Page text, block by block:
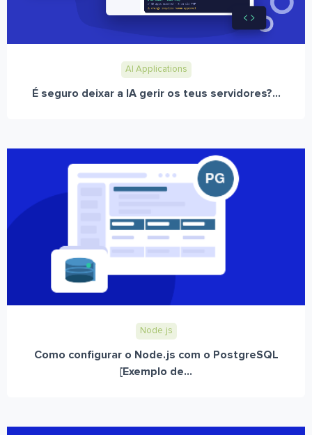
AI Applications
É seguro deixar a IA gerir os teus servidores?...
Node.js
Como configurar o Node.js com o PostgreSQL
[Exemplo de...